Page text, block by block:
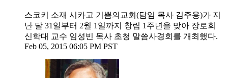
스코키 소재 시카고 기쁨의교회(담임 목사 김주용)가 지
난 달 31일부터 2월 1일까지 창립 1주년을 맞아 장로회
신학대 교수 임성빈 목사 초청 말씀사경회를 개최했다.
Feb 05, 2015 06:05 PM PST